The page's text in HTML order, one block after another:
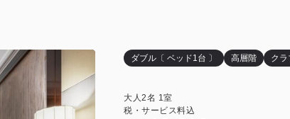
ダブル〔 ベッド1台 〕 高層階 クラ
大人2名 1室
税・サービス料込